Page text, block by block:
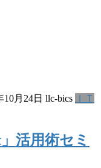
10月24日 llc-bics
ＩＴ
活用術セミ